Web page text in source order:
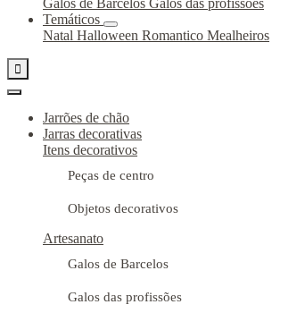
Galos de Barcelos Galos das profissões
Temáticos
Natal Halloween Romantico Mealheiros

Jarrões de chão
Jarras decorativas
Itens decorativos
Peças de centro
Objetos decorativos
Artesanato
Galos de Barcelos
Galos das profissões